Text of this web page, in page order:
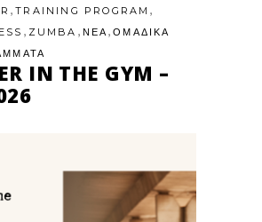
,TRAINING PROGRAM ,
, ZUMBA , ΝΕΑ,ΟΜΑΔΙΚΑ
IN THE GYM –